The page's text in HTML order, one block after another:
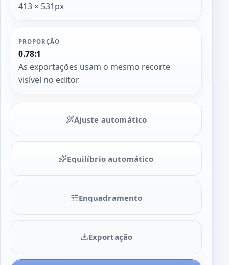
413 × 531px
PROPORÇÃO
0.78:1
As exportações usam o mesmo recorte
visível no editor
Ajuste automático
Equilíbrio automático
Enquadramento
Exportação